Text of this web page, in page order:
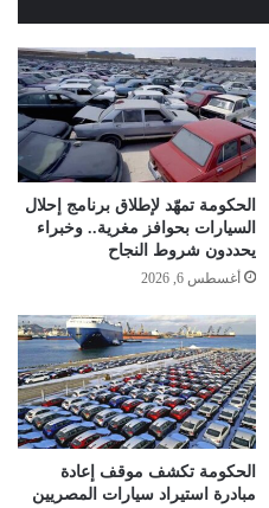
الحكومة تمهّد لإطلاق برنامج إحلال
السيارات بحوافز مغرية.. وخبراء
يحددون شروط النجاح
أغسطس 6, 2026
الحكومة تكشف موقف إعادة
مبادرة استيراد سيارات المصريين